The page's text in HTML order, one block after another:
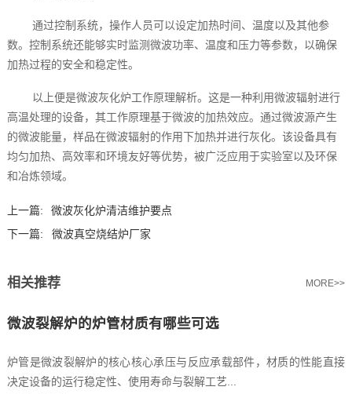
通过控制系统，操作人员可以设定加热时间、温度以及其他参
数。控制系统还能够实时监测微波功率、温度和压力等参数，以确保
加热过程的安全和稳定性。
以上便是微波灰化炉工作原理解析。这是一种利用微波辐射进行
高温处理的设备，其工作原理基于微波的加热效应。通过微波源产生
的微波能量，样品在微波辐射的作用下加热并进行灰化。该设备具有
均匀加热、高效率和环境友好等优势，被广泛应用于实验室以及环保
和冶炼领域。
上一篇:
微波灰化炉清洁维护要点
下一篇:
微波真空烧结炉厂家
相关推荐 MORE>>
微波裂解炉的炉管材质有哪些可选
炉管是微波裂解炉的核心核心承压与反应承载部件，材质的性能直接
决定设备的运行稳定性、使用寿命与裂解工艺...